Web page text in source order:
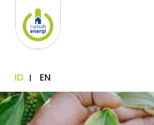
ID EN